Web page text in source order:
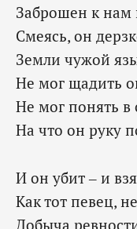
Заброшен к нам
Смеясь, он
Земли чужой
Не мог щадить
Не мог понять в
На что он руку
И он убит – и
Как тот певец,
Добыча